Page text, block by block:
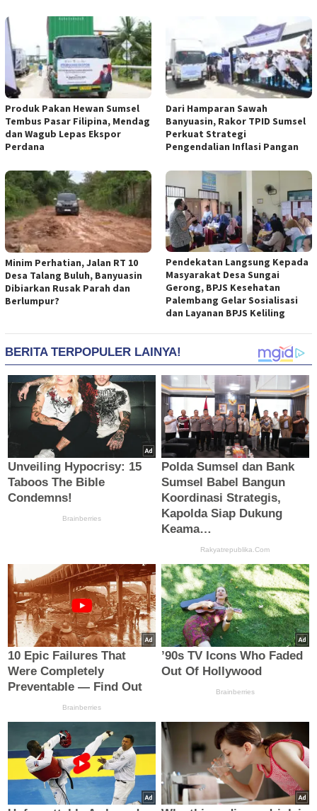
Produk Pakan Hewan Sumsel
Tembus Pasar Filipina, Mendag
dan Wagub Lepas Ekspor
Perdana
Dari Hamparan Sawah
Banyuasin, Rakor TPID Sumsel
Perkuat Strategi
Pengendalian Inflasi Pangan
Minim Perhatian, Jalan RT 10
Desa Talang Buluh, Banyuasin
Dibiarkan Rusak Parah dan
Berlumpur?
Pendekatan Langsung Kepada
Masyarakat Desa Sungai
Gerong, BPJS Kesehatan
Palembang Gelar Sosialisasi
dan Layanan BPJS Keliling